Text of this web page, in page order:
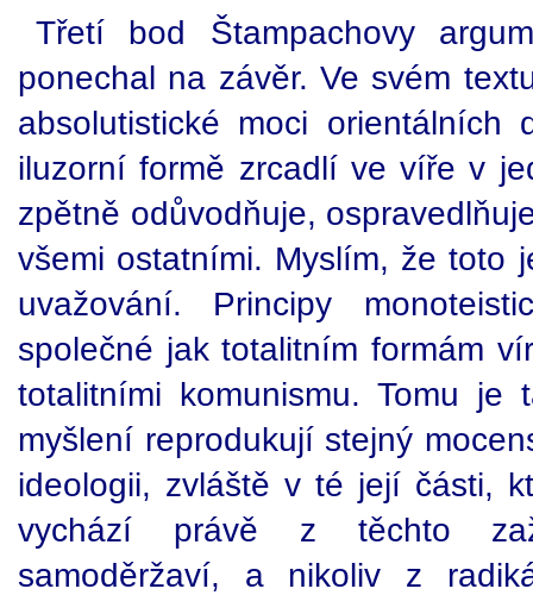
Třetí bod Štampachovy
ponechal na závěr. Ve svém
absolutistické moci
iluzorní formě zrcadlí ve víře v
zpětně odůvodňuje,
všemi ostatními. Myslím, že toto
uvažování. Principy
společné jak totalitním formám
totalitními komunismu. Tomu
myšlení reprodukují stejný
ideologii, zvláště v té její části,
vychází právě z těchto
samoděržaví, a nikoliv z